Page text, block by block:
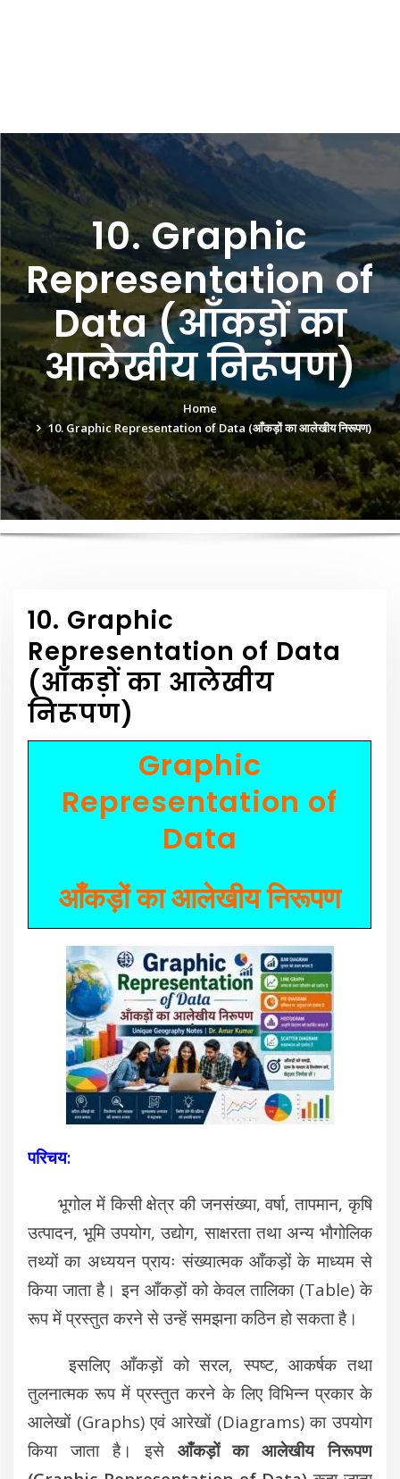
10. Graphic
Representation of
Data (आँकड़ों का
आलेखीय निरूपण)
Home
10. Graphic Representation of Data (आँकड़ों का आलेखीय निरूपण)
10. Graphic
Representation of Data
(आँकड़ों का आलेखीय
निरूपण)
Graphic
Representation of
Data
आँकड़ों का आलेखीय निरूपण
परिचय:
भूगोल में किसी क्षेत्र की जनसंख्या, वर्षा, तापमान, कृषि
उत्पादन, भूमि उपयोग, उद्योग, साक्षरता तथा अन्य भौगोलिक
तथ्यों का अध्ययन प्रायः संख्यात्मक आँकड़ों के माध्यम से
किया जाता है। इन आँकड़ों को केवल तालिका (Table) के
रूप में प्रस्तुत करने से उन्हें समझना कठिन हो सकता है।
इसलिए आँकड़ों को सरल, स्पष्ट, आकर्षक तथा
तुलनात्मक रूप में प्रस्तुत करने के लिए विभिन्न प्रकार के
आलेखों (Graphs) एवं आरेखों (Diagrams) का उपयोग
किया जाता है। इसे आँकड़ों का आलेखीय निरूपण